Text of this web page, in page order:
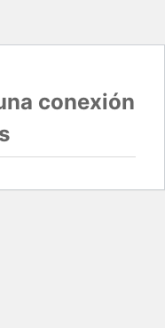
conexión